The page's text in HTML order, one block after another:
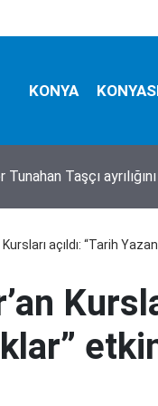
KONYA
flaş hamle! AHBAP
Kursları açıldı: “Tarih